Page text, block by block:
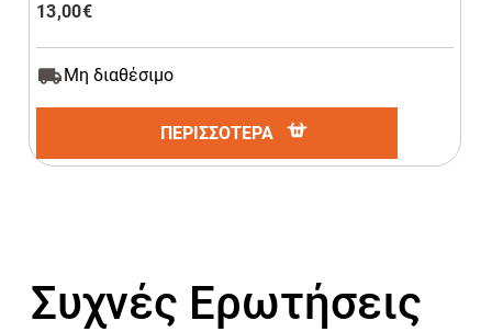
13,00€
Μη διαθέσιμο
ΠΕΡΙΣΣΟΤΕΡΑ
Συχνές Ερωτήσεις